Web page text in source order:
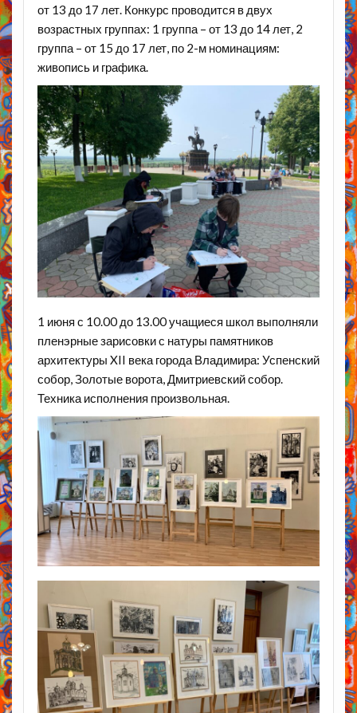
от 13 до 17 лет. Конкурс проводится в двух
возрастных группах: 1 группа – от 13 до 14 лет, 2
группа – от 15 до 17 лет, по 2-м номинациям:
живопись и графика.
1 июня с 10.00 до 13.00 учащиеся школ выполняли
пленэрные зарисовки с натуры памятников
архитектуры XII века города Владимира: Успенский
собор, Золотые ворота, Дмитриевский собор.
Техника исполнения произвольная.